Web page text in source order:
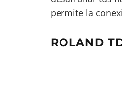
permite la
ROLAND